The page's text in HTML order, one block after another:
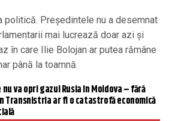
politică. Preşedintele nu a desemnat
mai lucrează doar azi şi
în care Ilie Bolojan ar putea rămâne
până la toamnă.
nu va opri gazul Rusia în Moldova – fără
Transnistria ar fi o catastrofă economică